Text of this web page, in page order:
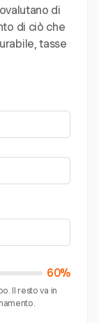
di
di ciò che
tasse
60%
Il resto va in